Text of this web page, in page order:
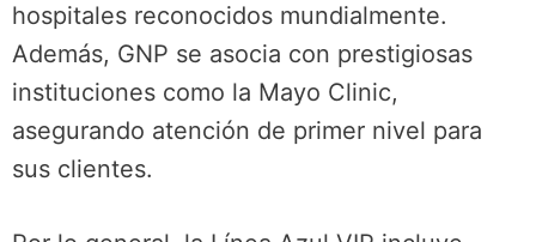
hospitales reconocidos mundialmente.
Además, GNP se asocia con prestigiosas
instituciones como la Mayo Clinic,
asegurando atención de primer nivel para
sus clientes.